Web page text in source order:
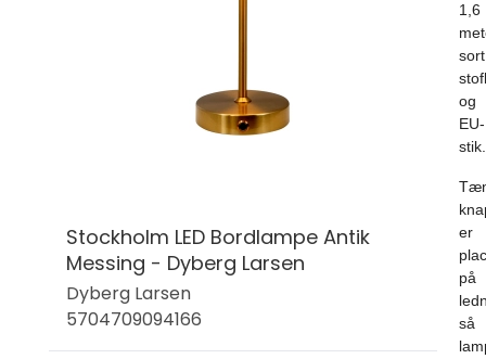
Stockholm LED Bordlampe Antik
Messing - Dyberg Larsen
Dyberg Larsen
5704709094166
1,6
sort
og
EU-
stik.
er
på
så